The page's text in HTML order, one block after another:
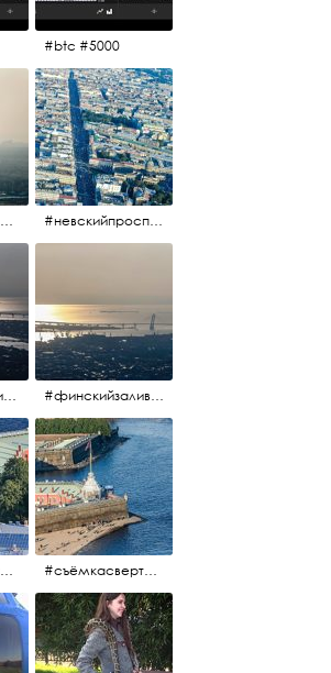
#btc #5000
#лахтацентр #лахта #башнягазпром #газпром #башня #небоскрёбпитера #небоскрёб #финскийзалив #санктпетербург #невскийпроспект #центргорода #санктпетербург #осень2017 #когдапаришьнадгородом
#нева #исаакий #исаакиевскийсобор #нева #васильевскийостров #адмиралтейскийрайон #финскийзалив #дворцовыймост #небонадпитером #осень2017 #финскийзалив #маркизовалужа #нева
#съемкасвертолета #вертолёт #съёмкасвертолёта #петропавловскаякрепость #заячийостров #санктпетербург #съёмкасвертолёта #питер #петропавловскаякрепость #нева #осень2017